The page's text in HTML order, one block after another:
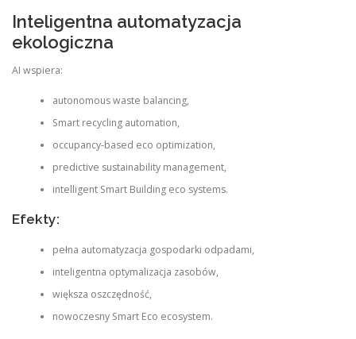
Inteligentna automatyzacja
ekologiczna
AI wspiera:
autonomous waste balancing,
Smart recycling automation,
occupancy-based eco optimization,
predictive sustainability management,
intelligent Smart Building eco systems.
Efekty:
pełna automatyzacja gospodarki odpadami,
inteligentna optymalizacja zasobów,
większa oszczędność,
nowoczesny Smart Eco ecosystem.